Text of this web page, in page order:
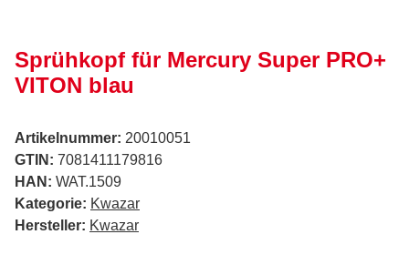
Sprühkopf für Mercury Super PRO+
VITON blau
Artikelnummer: 20010051
GTIN: 7081411179816
HAN: WAT.1509
Kategorie: Kwazar
Hersteller: Kwazar